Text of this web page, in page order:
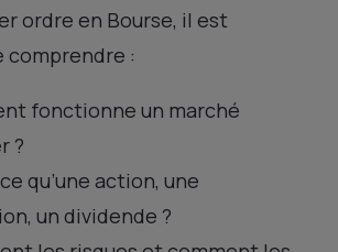
ordre en Bourse, il est
comprendre :
fonctionne un marché
?
qu’une action, une
un dividende ?